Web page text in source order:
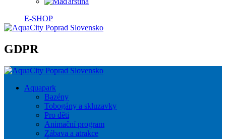
E-SHOP
GDPR
Aquapark
Bazény
Tobogány a skluzavky
Pro děti
Animační program
Zábava a atrakce